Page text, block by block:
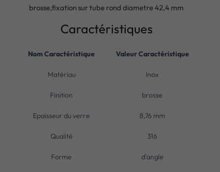
brosse,fixation sur tube rond diametre 42,4 mm
Caractéristiques
Nom Caractéristique Valeur Caractéristique
Matériau Inox
Finition brosse
Epaisseur du verre 8,76 mm
Qualité 316
Forme d’angle